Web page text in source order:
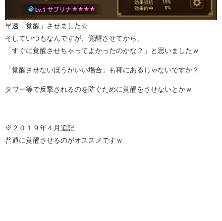
早速「覚醒」させました☆
そしていつもなんですが、覚醒させてから、
「すぐに覚醒させちゃってよかったのかな？」と思いましたｗ
「覚醒させないほうがいい場合」も稀にあるじゃないですか？
タワー等で反撃されるのを防ぐために覚醒をさせないとかｗ
※２０１９年４月追記
普通に覚醒させるのがオススメですｗ